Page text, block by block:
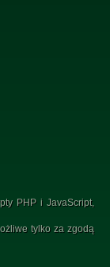
PHP i JavaScript,
tylko za zgodą